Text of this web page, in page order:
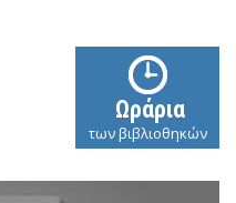
Ωράρια
των βιβλιοθηκών